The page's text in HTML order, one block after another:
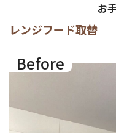
お
レンジフード取替
Before